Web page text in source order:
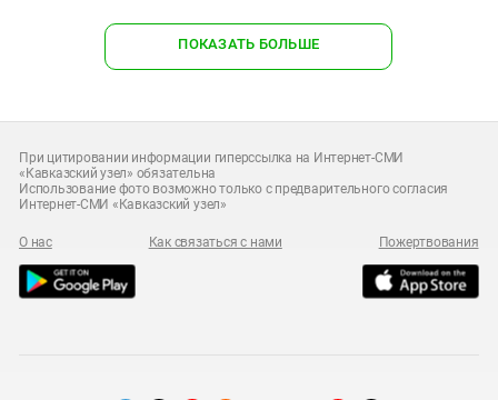
ПОКАЗАТЬ БОЛЬШЕ
При цитировании информации гиперссылка на Интернет-СМИ
«Кавказский узел» обязательна
Использование фото возможно только с предварительного согласия
Интернет-СМИ «Кавказский узел»
О нас Как связаться с нами Пожертвования